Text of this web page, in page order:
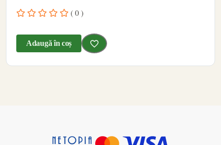
( 0 )
Adaugă în coș